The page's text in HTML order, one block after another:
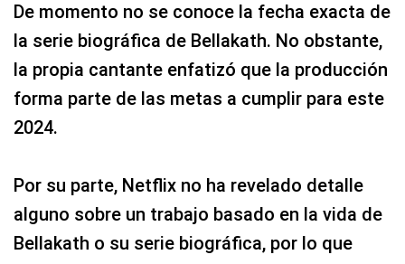
De momento no se conoce la fecha exacta de
la serie biográfica de Bellakath. No obstante,
la propia cantante enfatizó que la producción
forma parte de las metas a cumplir para este
2024.
Por su parte, Netflix no ha revelado detalle
alguno sobre un trabajo basado en la vida de
Bellakath o su serie biográfica, por lo que